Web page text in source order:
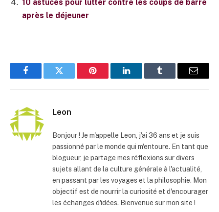
10 astuces pour lutter contre les coups de barre
après le déjeuner
FacebookTwitter Pinterest LinkedInTumblr
E-
Leon
Bonjour ! Je m'appelle Leon, j'ai 36 ans et je suis
passionné par le monde qui m'entoure. En tant que
blogueur, je partage mes réflexions sur divers
sujets allant de la culture générale à l'actualité,
en passant par les voyages et la philosophie. Mon
objectif est de nourrir la curiosité et d'encourager
les échanges d'idées. Bienvenue sur mon site !